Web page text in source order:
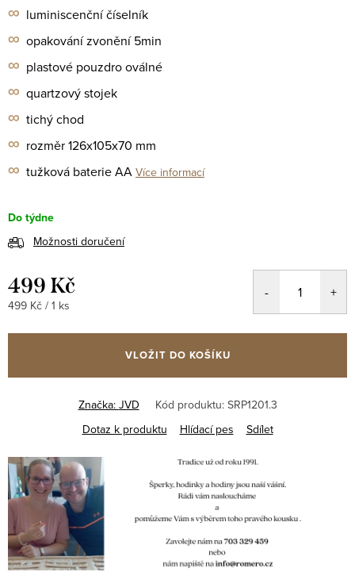
∞ luminiscenční číselník
∞ opakování zvonění 5min
∞ plastové pouzdro oválné
∞ quartzový stojek
∞ tichý chod
∞ rozměr 126x105x70 mm
∞ tužková baterie AA Více informací
Do týdne
Možnosti doručení
499 Kč
Měrná
499 Kč / 1 ks
VLOŽIT DO KOŠÍKU
Značka: JVD Kód produktu: SRP1201.3
Dotaz k produktu
Hlídací pes Sdílet